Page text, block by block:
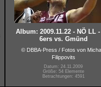
Album: 2009.11.22 - NÖ LL
6ers vs. Gmünd
© DBBA-Press / Fotos von
Filippovits
Datum: 24.11.2009
Größe: 54 Elemente
Betrachtungen: 4591